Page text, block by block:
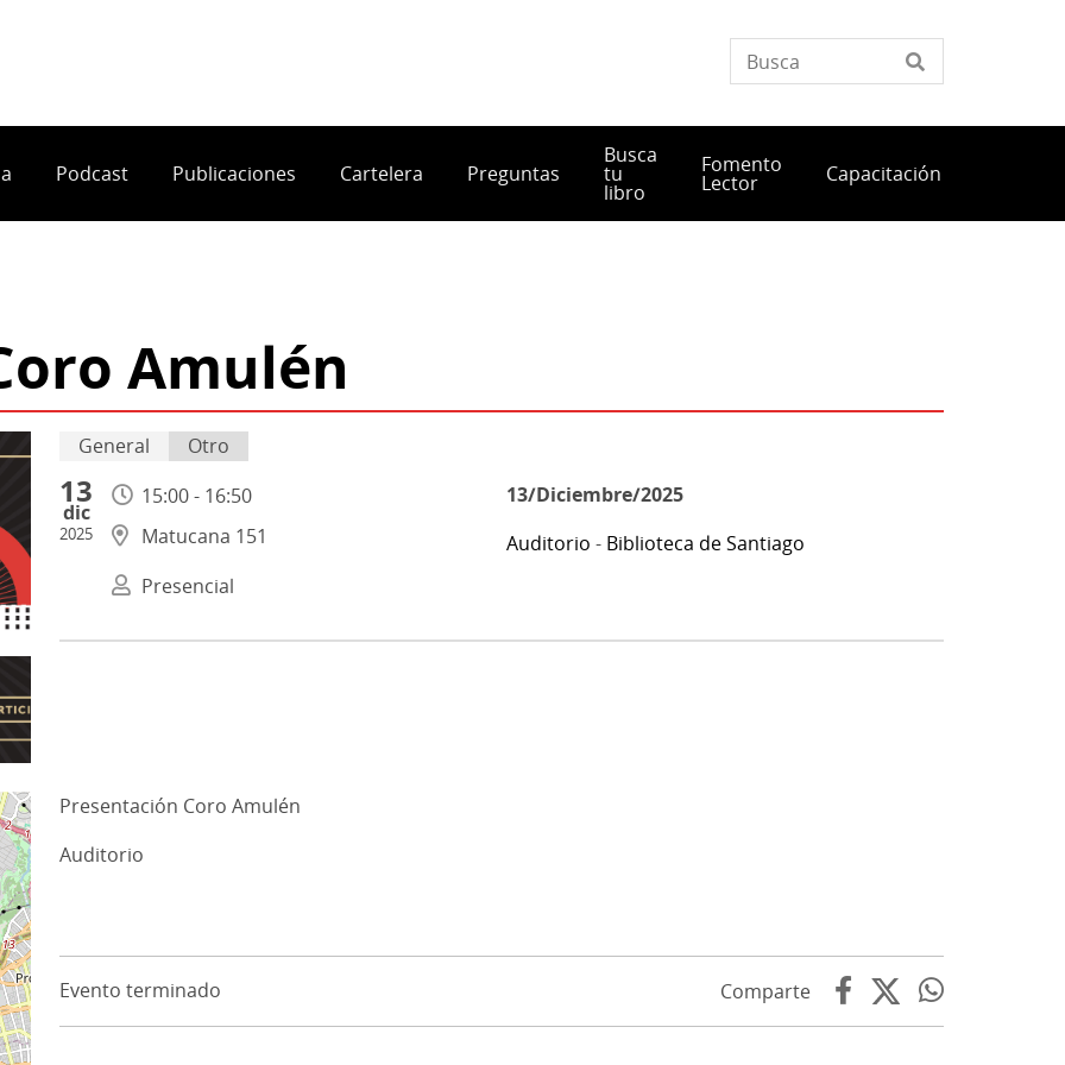
Podcast Publicaciones Cartelera Preguntas
Busca
tu
libro
Fomento
Lector Capacitación
Amulén
General Otro
13
dic
2025
15:00 - 16:50
Matucana 151
Presencial
13/Diciembre/2025
Auditorio - Biblioteca de Santiago
Presentación Coro Amulén
Auditorio
Evento terminado Comparte